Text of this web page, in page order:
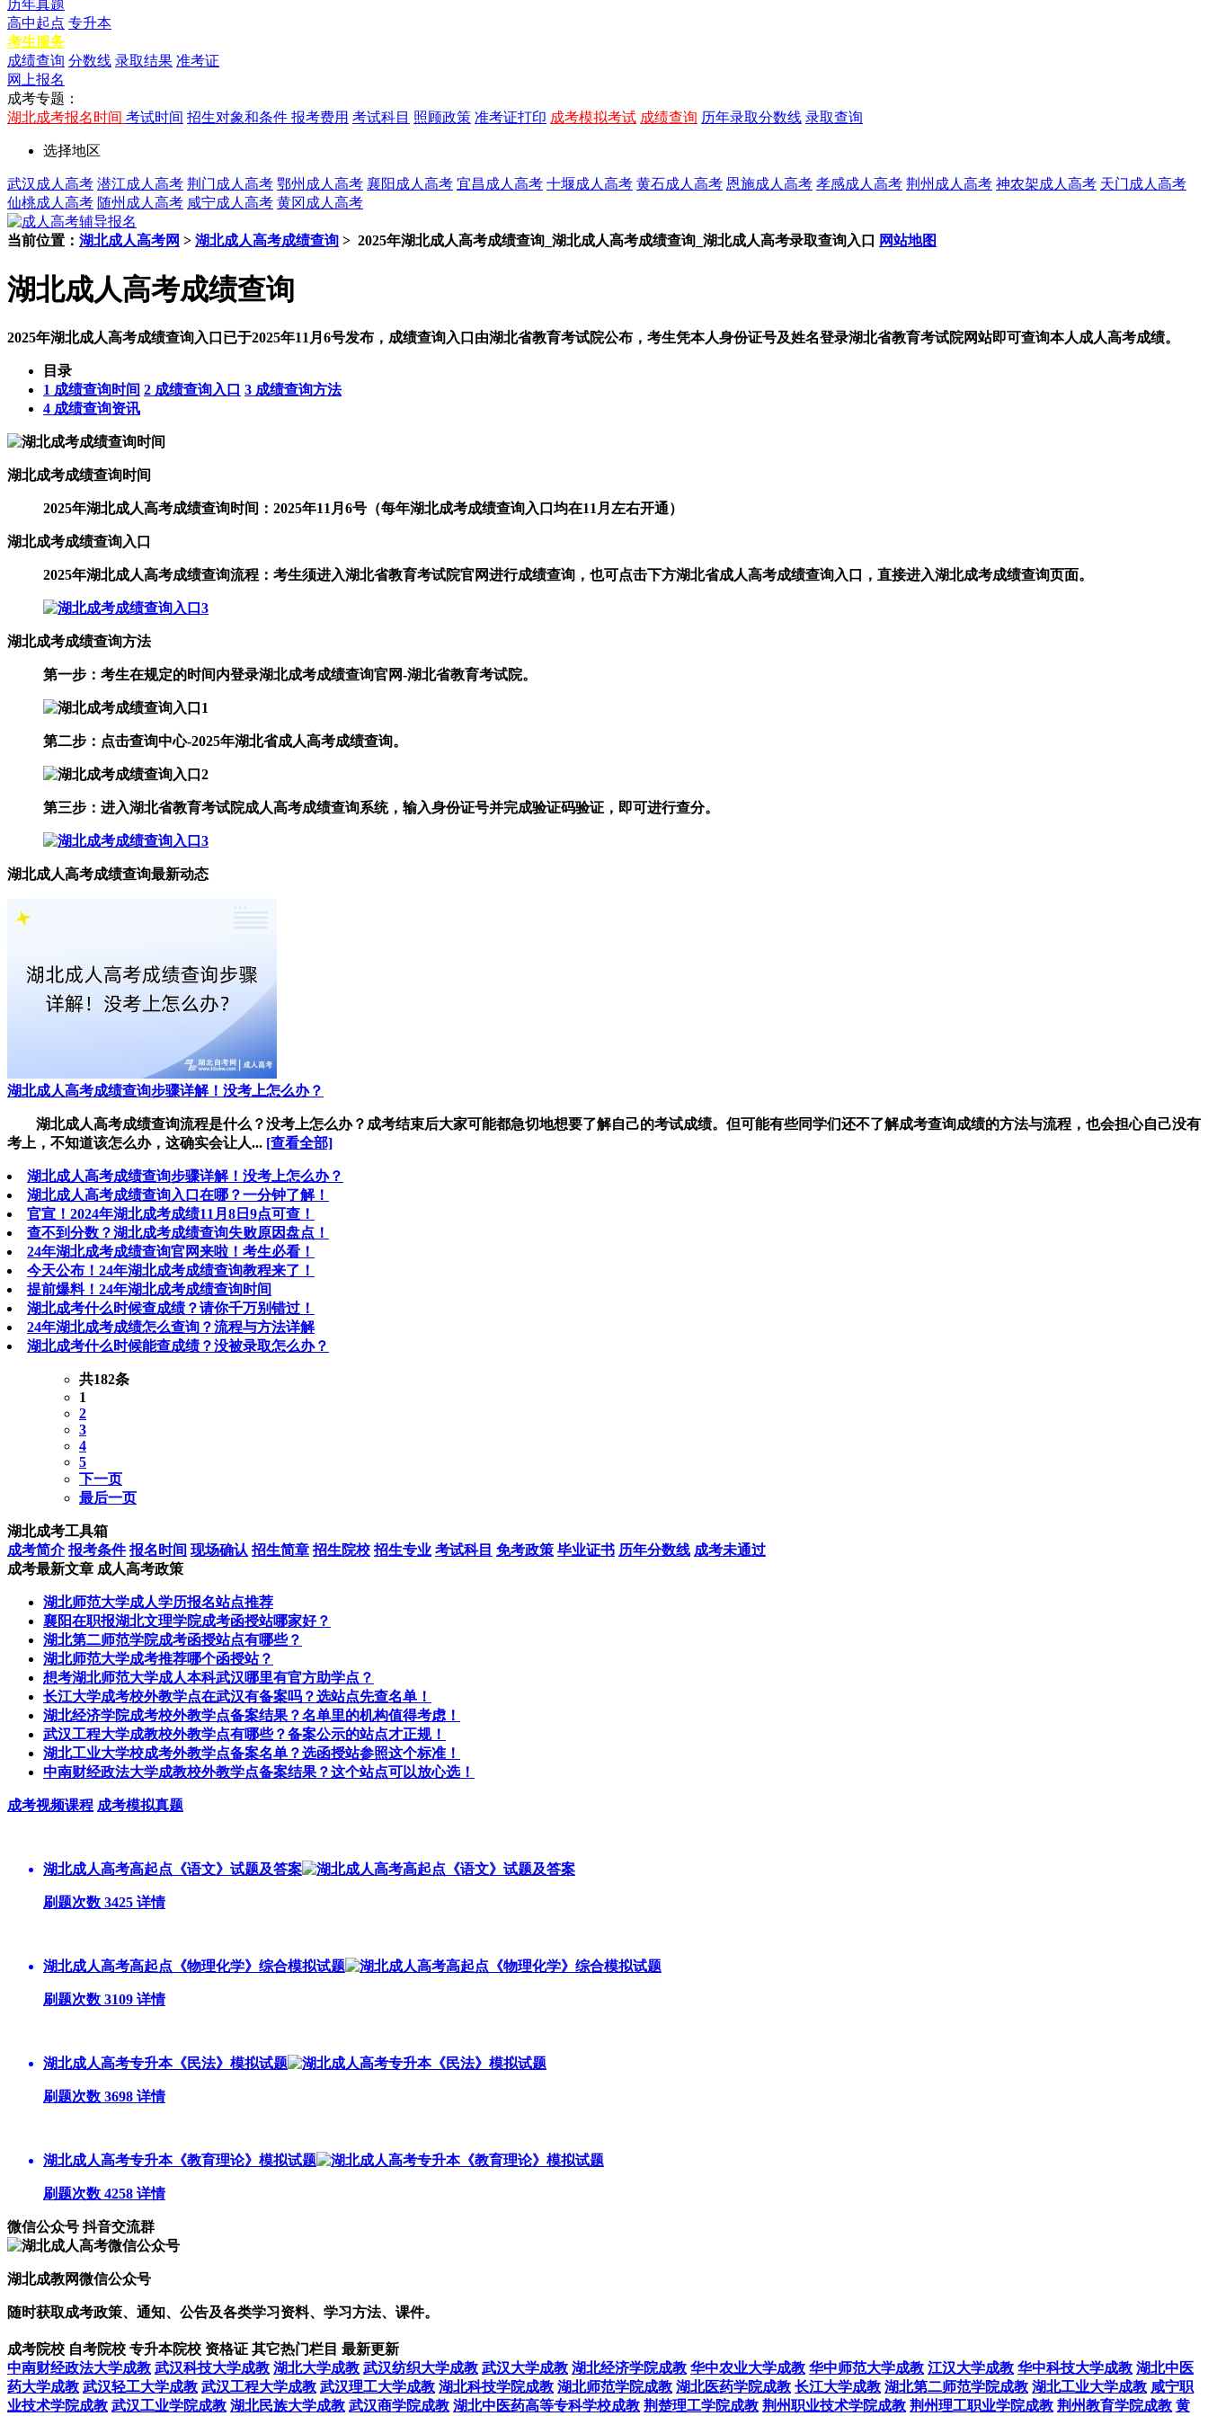
历年真题
高中起点 专升本
考生服务
成绩查询 分数线 录取结果 准考证
网上报名
成考专题：
湖北成考报名时间 考试时间 招生对象和条件 报考费用 考试科目 照顾政策 准考证打印 成考模拟考试 成绩查询 历年录取分数线 录取查询
选择地区
武汉成人高考 潜江成人高考 荆门成人高考 鄂州成人高考 襄阳成人高考 宜昌成人高考 十堰成人高考 黄石成人高考 恩施成人高考 孝感成人高考 荆州成人高考 神农架成人高考 天门成人高考
仙桃成人高考 随州成人高考 咸宁成人高考 黄冈成人高考
当前位置： 湖北成人高考网 > 湖北成人高考成绩查询 > 2025年湖北成人高考成绩查询_湖北成人高考成绩查询_湖北成人高考录取查询入口 网站地图
湖北成人高考成绩查询
2025年湖北成人高考成绩查询入口已于2025年11月6号发布，成绩查询入口由湖北省教育考试院公布，考生凭本人身份证号及姓名登录湖北省教育考试院网站即可查询本人成人高考成绩。
目录
1 成绩查询时间 2 成绩查询入口 3 成绩查询方法
4 成绩查询资讯
湖北成考成绩查询时间
2025年湖北成人高考成绩查询时间：2025年11月6号（每年湖北成考成绩查询入口均在11月左右开通）
湖北成考成绩查询入口
2025年湖北成人高考成绩查询流程：考生须进入湖北省教育考试院官网进行成绩查询，也可点击下方湖北省成人高考成绩查询入口，直接进入湖北成考成绩查询页面。
湖北成考成绩查询方法
第一步：考生在规定的时间内登录湖北成考成绩查询官网-湖北省教育考试院。
第二步：点击查询中心-2025年湖北省成人高考成绩查询。
第三步：进入湖北省教育考试院成人高考成绩查询系统，输入身份证号并完成验证码验证，即可进行查分。
湖北成人高考成绩查询最新动态
湖北成人高考成绩查询步骤详解！没考上怎么办？
湖北成人高考成绩查询流程是什么？没考上怎么办？成考结束后大家可能都急切地想要了解自己的考试成绩。但可能有些同学们还不了解成考查询成绩的方法与流程，也会担心自己没有
考上，不知道该怎么办，这确实会让人... [查看全部]
湖北成人高考成绩查询步骤详解！没考上怎么办？
湖北成人高考成绩查询入口在哪？一分钟了解！
官宣！2024年湖北成考成绩11月8日9点可查！
查不到分数？湖北成考成绩查询失败原因盘点！
24年湖北成考成绩查询官网来啦！考生必看！
今天公布！24年湖北成考成绩查询教程来了！
提前爆料！24年湖北成考成绩查询时间
湖北成考什么时候查成绩？请你千万别错过！
24年湖北成考成绩怎么查询？流程与方法详解
湖北成考什么时候能查成绩？没被录取怎么办？
共182条
1
2
3
4
5
下一页
最后一页
湖北成考工具箱
成考简介 报考条件 报名时间 现场确认 招生简章 招生院校 招生专业 考试科目 免考政策 毕业证书 历年分数线 成考未通过
成考最新文章 成人高考政策
湖北师范大学成人学历报名站点推荐
襄阳在职报湖北文理学院成考函授站哪家好？
湖北第二师范学院成考函授站点有哪些？
湖北师范大学成考推荐哪个函授站？
想考湖北师范大学成人本科武汉哪里有官方助学点？
长江大学成考校外教学点在武汉有备案吗？选站点先查名单！
湖北经济学院成考校外教学点备案结果？名单里的机构值得考虑！
武汉工程大学成教校外教学点有哪些？备案公示的站点才正规！
湖北工业大学校成考外教学点备案名单？选函授站参照这个标准！
中南财经政法大学成教校外教学点备案结果？这个站点可以放心选！
成考视频课程 成考模拟真题
湖北成人高考高起点《语文》试题及答案
刷题次数 3425 详情
湖北成人高考高起点《物理化学》综合模拟试题
刷题次数 3109 详情
湖北成人高考专升本《民法》模拟试题
刷题次数 3698 详情
湖北成人高考专升本《教育理论》模拟试题
刷题次数 4258 详情
微信公众号 抖音交流群
湖北成教网微信公众号
随时获取成考政策、通知、公告及各类学习资料、学习方法、课件。
成考院校 自考院校 专升本院校 资格证 其它热门栏目 最新更新
中南财经政法大学成教 武汉科技大学成教 湖北大学成教 武汉纺织大学成教 武汉大学成教 湖北经济学院成教 华中农业大学成教 华中师范大学成教 江汉大学成教 华中科技大学成教 湖北中医
药大学成教 武汉轻工大学成教 武汉工程大学成教 武汉理工大学成教 湖北科技学院成教 湖北师范学院成教 湖北医药学院成教 长江大学成教 湖北第二师范学院成教 湖北工业大学成教 咸宁职
业技术学院成教 武汉工业学院成教 湖北民族大学成教 武汉商学院成教 湖北中医药高等专科学校成教 荆楚理工学院成教 荆州职业技术学院成教 荆州理工职业学院成教 荆州教育学院成教 黄